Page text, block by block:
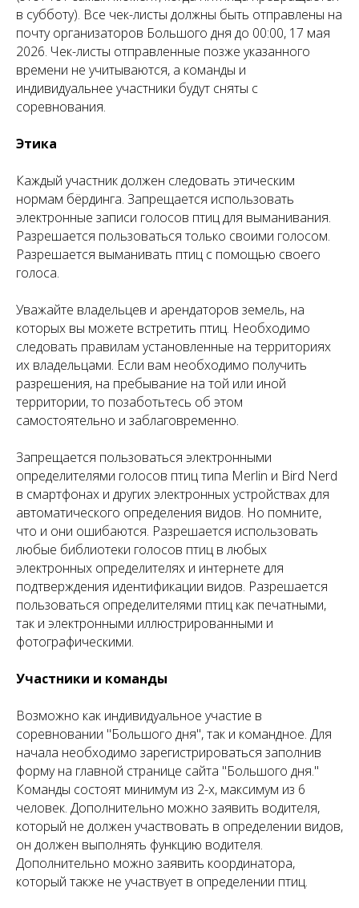
в субботу). Все чек-листы должны быть отправлены на
почту организаторов Большого дня до 00:00, 17 мая
2026. Чек-листы отправленные позже указанного
времени не учитываются, а команды и
индивидуальнее участники будут сняты с
соревнования.
Этика
Каждый участник должен следовать этическим
нормам бёрдинга. Запрещается использовать
электронные записи голосов птиц для выманивания.
Разрешается пользоваться только своими голосом.
Разрешается выманивать птиц с помощью своего
голоса.
Уважайте владельцев и арендаторов земель, на
которых вы можете встретить птиц. Необходимо
следовать правилам установленные на территориях
их владельцами. Если вам необходимо получить
разрешения, на пребывание на той или иной
территории, то позаботьтесь об этом
самостоятельно и заблаговременно.
Запрещается пользоваться электронными
определителями голосов птиц типа Merlin и Bird Nerd
в смартфонах и других электронных устройствах для
автоматического определения видов. Но помните,
что и они ошибаются. Разрешается использовать
любые библиотеки голосов птиц в любых
электронных определителях и интернете для
подтверждения идентификации видов. Разрешается
пользоваться определителями птиц как печатными,
так и электронными иллюстрированными и
фотографическими.
Участники и команды
Возможно как индивидуальное участие в
соревновании "Большого дня", так и командное. Для
начала необходимо зарегистрироваться заполнив
форму на главной странице сайта "Большого дня."
Команды состоят минимум из 2-х, максимум из 6
человек. Дополнительно можно заявить водителя,
который не должен участвовать в определении видов,
он должен выполнять функцию водителя.
Дополнительно можно заявить координатора,
который также не участвует в определении птиц.